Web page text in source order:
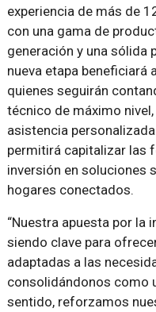
experiencia de más de
con una gama de
generación y una sólida
nueva etapa beneficiará
quienes seguirán
técnico de máximo
asistencia
permitirá capitalizar las
inversión en soluciones
hogares conectados.
“Nuestra apuesta por la
siendo clave para
adaptadas a las
consolidándonos como
sentido, reforzamos